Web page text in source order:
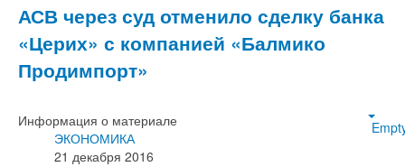
АСВ через суд отменило сделку банка
«Церих» с компанией «Балмико
Продимпорт»
Информация о материале
ЭКОНОМИКА
21 декабря 2016